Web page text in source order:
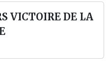
VICTOIRE DE LA